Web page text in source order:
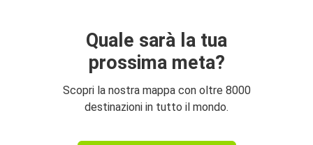
Quale sarà la tua
prossima meta?
Scopri la nostra mappa con oltre 8000
destinazioni in tutto il mondo.